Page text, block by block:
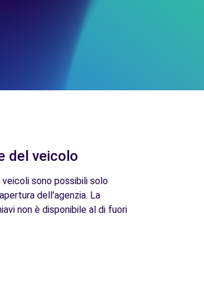
del veicolo
sono possibili solo
dell'agenzia. La
non è disponibile al di fuori